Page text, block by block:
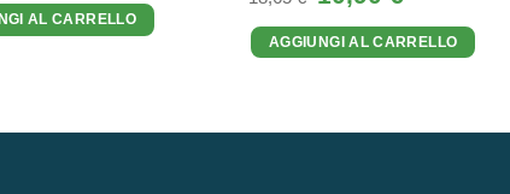
€.
attuale
è:
19,31 €.
AL CARRELLO
prezzo
originale
era:
18,65 €.
prezzo
attuale
è:
10,90 €.
AGGIUNGI AL CARRELLO